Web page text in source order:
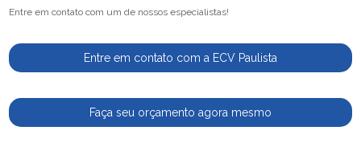
Entre em contato com um de nossos especialistas!
Entre em contato com a ECV Paulista
Faça seu orçamento agora mesmo